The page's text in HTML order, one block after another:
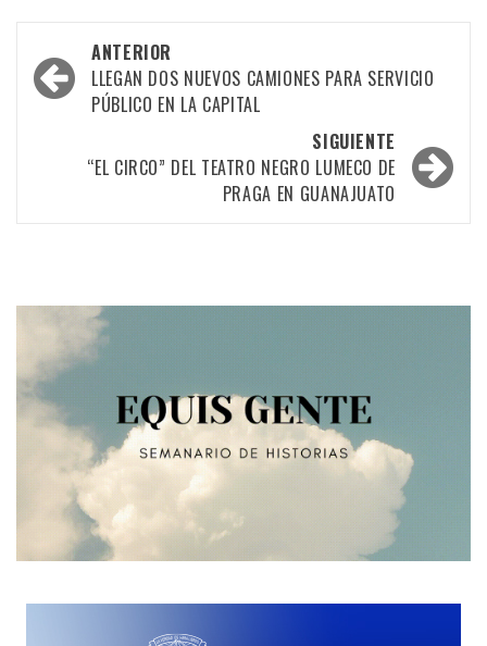
Navegación
por
entradas
ANTERIOR
LLEGAN DOS NUEVOS CAMIONES PARA SERVICIO
PÚBLICO EN LA CAPITAL
SIGUIENTE
“EL CIRCO” DEL TEATRO NEGRO LUMECO DE
PRAGA EN GUANAJUATO